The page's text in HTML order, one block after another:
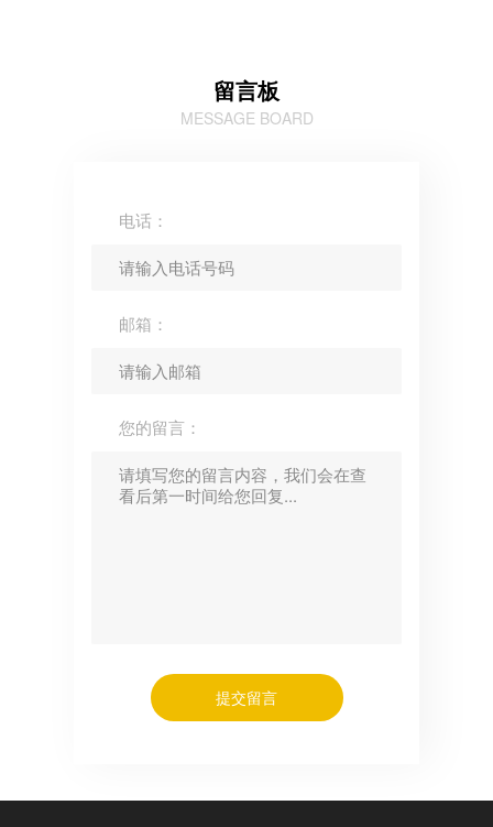
留言板
MESSAGE BOARD
电话：
邮箱：
您的留言：
提交留言